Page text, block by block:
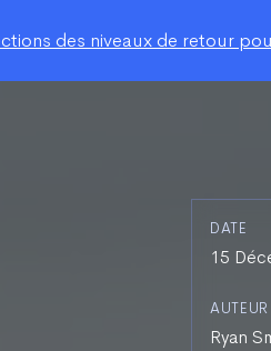
des niveaux de retour
DATE
15
AUTEUR
Ryan